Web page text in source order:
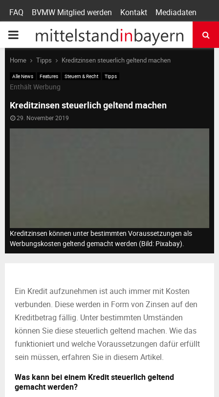
FAQ BVMW Mitglied werden Kontakt Mediadaten
P
R
I
M
E
U
Home Tipps Kreditzinsen steuerlich geltend machen
Alle News Features Steuern & Recht Tipps
Enthält Werbung
Kreditzinsen steuerlich geltend machen
29. November 2019
Kreditzinsen können unter bestimmten Voraussetzungen als
Werbungskosten geltend gemacht werden (Bild: Pixabay).
Ein Kredit aufzunehmen ist auch immer mit Kosten
verbunden. Diese werden in Form von Zinsen auf den
Kreditbetrag fällig. Unter bestimmten Umständen
können Sie diese steuerlich geltend machen. Wie das
funktioniert und welche Voraussetzungen dafür erfüllt
sein müssen, erfahren Sie in diesem Artikel.
Was kann bei einem Kredit steuerlich geltend
gemacht werden?